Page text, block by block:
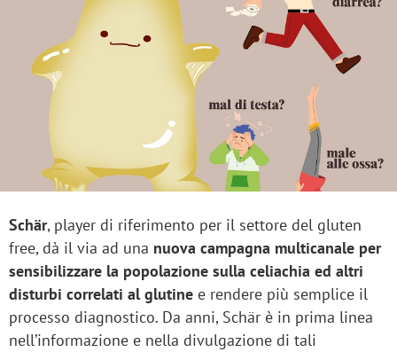
Schär, player di riferimento per il settore del gluten
free, dà il via ad una nuova campagna multicanale per
sensibilizzare la popolazione sulla celiachia ed altri
disturbi correlati al glutine e rendere più semplice il
processo diagnostico. Da anni, Schär è in prima linea
nell’informazione e nella divulgazione di tali